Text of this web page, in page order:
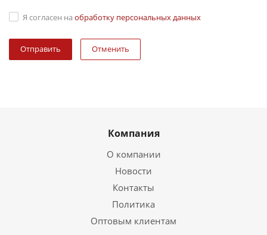
Я согласен на обработку персональных данных
Отменить
Компания
О компании
Новости
Контакты
Политика
Оптовым клиентам